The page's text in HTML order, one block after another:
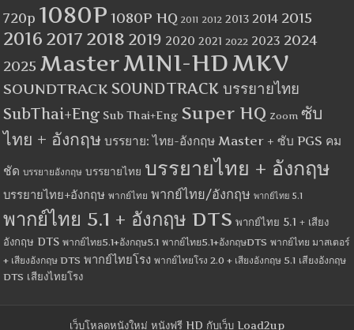
720p 1080P 1080P HQ 2011 2012 2013 2014 2015
2016 2017 2018 2019 2020 2021 2022 2023 2024
2025 MasterMINI-HDMKV
SOUNDTRACK SOUNDTRACK บรรยายไทย
SubThai+Eng Sub Thai+Eng Super HQ Zoom ซับ
ไทย + อังกฤษ บรรยาย: ไทย-อังกฤษ Master + ซับ PGS คม
ชัด บรรยายอังกฤษ บรรยายไทย บรรยายไทย + อังกฤษ
บรรยายไทย+อังกฤษ พากย์ไทย พากย์ไทย/อังกฤษ พากย์ไทย 5.1
พากย์ไทย 5.1 + อังกฤษ DTS พากย์ไทย 5.1 + เสียง
อังกฤษ DTS พากย์ไทย5.1+อังกฤษ5.1 พากย์ไทย5.1+อังกฤษDTS พากย์ไทย มาสเตอร์
+ เสียงอังกฤษ DTS พากย์ไทยโรง พากย์ไทยโรง 2.0 + เสียงอังกฤษ 5.1 เสียงอังกฤษ
DTS เสียงไทยโรง
เว็บโหลดหนังใหม่ หนังฟรี HD กับเว็บ Load2up